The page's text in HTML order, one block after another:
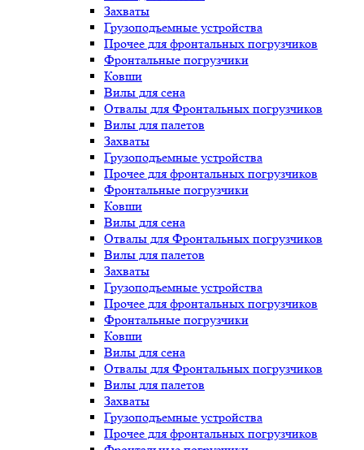
Захваты
Грузоподъемные устройства
Прочее для фронтальных погрузчиков
Фронтальные погрузчики
Ковши
Вилы для сена
Отвалы для Фронтальных погрузчиков
Вилы для палетов
Захваты
Грузоподъемные устройства
Прочее для фронтальных погрузчиков
Фронтальные погрузчики
Ковши
Вилы для сена
Отвалы для Фронтальных погрузчиков
Вилы для палетов
Захваты
Грузоподъемные устройства
Прочее для фронтальных погрузчиков
Фронтальные погрузчики
Ковши
Вилы для сена
Отвалы для Фронтальных погрузчиков
Вилы для палетов
Захваты
Грузоподъемные устройства
Прочее для фронтальных погрузчиков